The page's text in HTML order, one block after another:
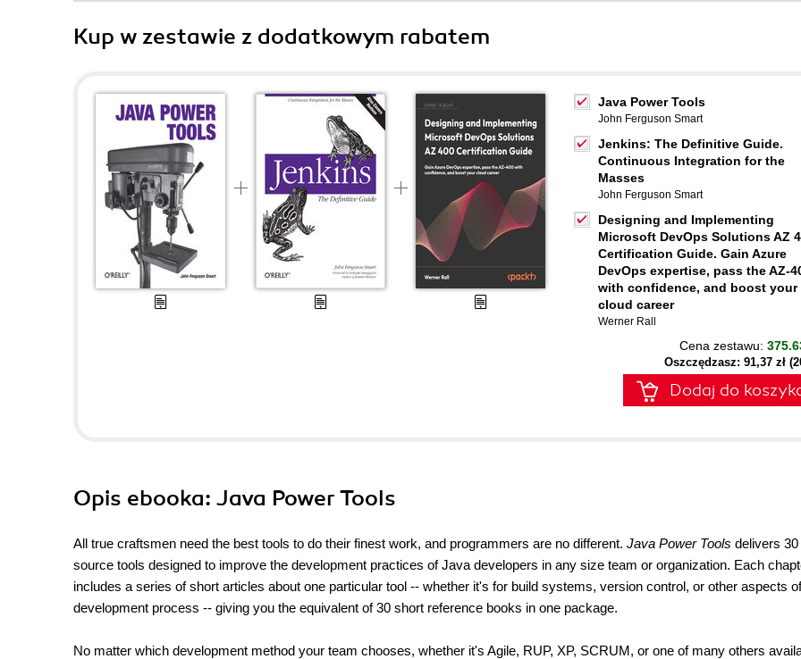
Kup w zestawie z dodatkowym rabatem
Java Power Tools
John Ferguson Smart
Jenkins: The Definitive Guide.
Continuous Integration for the
Masses
John Ferguson Smart
Designing and Implementing
Microsoft DevOps Solutions AZ
Certification Guide. Gain Azure
DevOps expertise, pass the AZ-
with confidence, and boost your
cloud career
Werner Rall
Cena zestawu:
Oszczędzasz: 91,37 zł
Dodaj do
Opis ebooka: Java Power Tools
All true craftsmen need the best tools to do their finest work, and programmers are no different. Java Power Tools delivers 30
source tools designed to improve the development practices of Java developers in any size team or organization. Each
includes a series of short articles about one particular tool -- whether it's for build systems, version control, or other aspects
development process -- giving you the equivalent of 30 short reference books in one package.
No matter which development method your team chooses, whether it's Agile, RUP, XP, SCRUM, or one of many others